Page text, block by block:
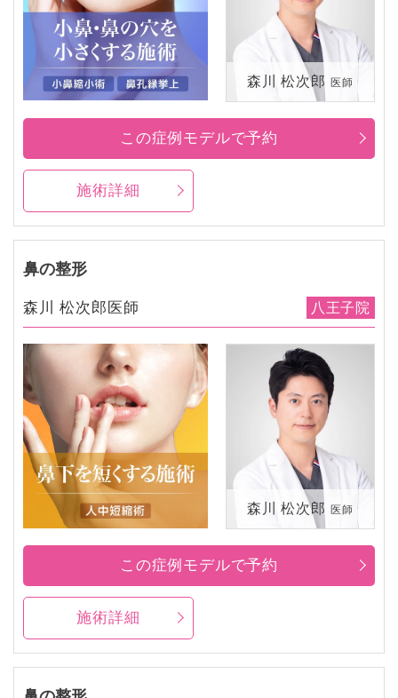
森川 松次郎 医師
施術詳細
この症例モデルで予約
鼻の整形
森川 松次郎医師 八王子院
森川 松次郎 医師
施術詳細
この症例モデルで予約